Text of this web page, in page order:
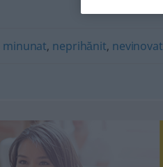
minunat, neprihănit, nevinovat